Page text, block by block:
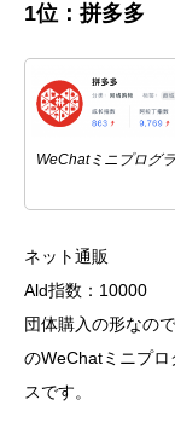
1位：拼多多
WeChatミニプログ
ネット通販
Ald指数：10000
団体購入の形なの
のWeChatミニプ
スです。